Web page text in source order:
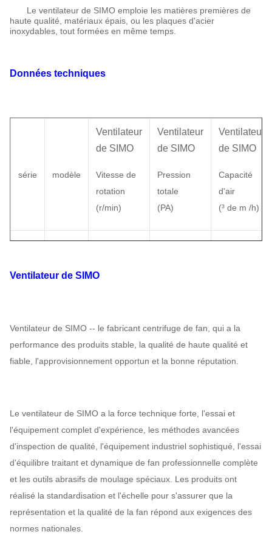
Le ventilateur de SIMO emploie les matières premières de
haute qualité, matériaux épais, ou les plaques d'acier
inoxydables, tout formées en même temps.
Données techniques
série modèle
Ventilateur
de SIMO
Vitesse de
rotation
(r/min)
Ventilateur
de SIMO
Pression
totale
(PA)
Ventilateur
de SIMO
Capacité
d'air
(³ de m /h)
9-10
8D 1450|2900 3231|15034 3297|14287
9D
11.2D 960| 1450 2705 7364 5990
1450
Ventilateur de SIMO
Ventilateur de SIMO -- le fabricant centrifuge de fan, qui a la
performance des produits stable, la qualité de haute qualité et
fiable, l'approvisionnement opportun et la bonne réputation.
Le ventilateur de SIMO a la force technique forte, l'essai et
l'équipement complet d'expérience, les méthodes avancées
d'inspection de qualité, l'équipement industriel sophistiqué, l'essai
d'équilibre traitant et dynamique de fan professionnelle complète
et les outils abrasifs de moulage spéciaux. Les produits ont
réalisé la standardisation et l'échelle pour s'assurer que la
représentation et la qualité de la fan répond aux exigences des
normes nationales.